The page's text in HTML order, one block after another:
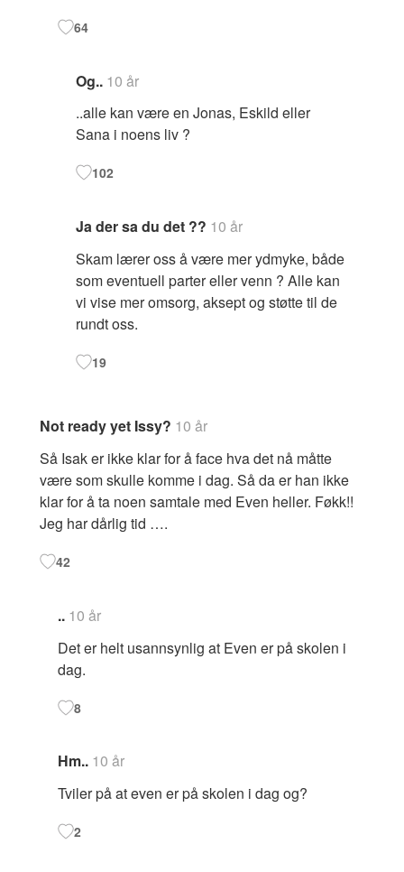
64
Og.. 10 år
..alle kan være en Jonas, Eskild eller
Sana i noens liv ?
102
Ja der sa du det ?? 10 år
Skam lærer oss å være mer ydmyke, både
som eventuell parter eller venn ? Alle kan
vi vise mer omsorg, aksept og støtte til de
rundt oss.
19
Not ready yet Issy? 10 år
Så Isak er ikke klar for å face hva det nå måtte
være som skulle komme i dag. Så da er han ikke
klar for å ta noen samtale med Even heller. Føkk!!
Jeg har dårlig tid ….
42
.. 10 år
Det er helt usannsynlig at Even er på skolen i
dag.
8
Hm.. 10 år
Tviler på at even er på skolen i dag og?
2